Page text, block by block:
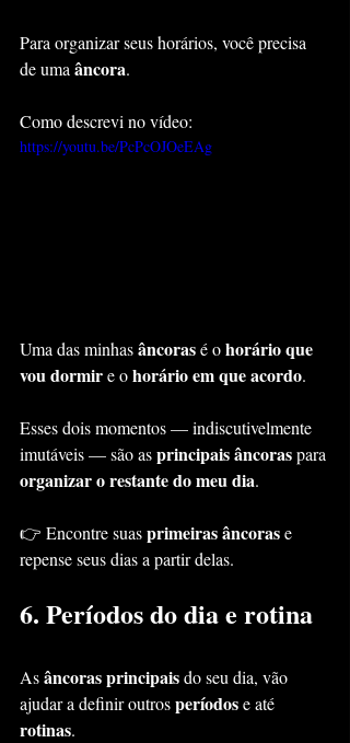
Para organizar seus horários, você precisa
de uma âncora.
Como descrevi no vídeo:
https://youtu.be/PcPcOJOeEAg
Uma das minhas âncoras é o horário que
vou dormir e o horário em que acordo.
Esses dois momentos — indiscutivelmente
imutáveis — são as principais âncoras para
organizar o restante do meu dia.
👉 Encontre suas primeiras âncoras e
repense seus dias a partir delas.
6. Períodos do dia e rotina
As âncoras principais do seu dia, vão
ajudar a definir outros períodos e até
rotinas.